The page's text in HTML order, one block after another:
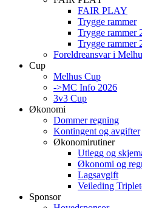
FAIR PLAY
Trygge rammer
Trygge rammer
Trygge rammer
Foreldreansvar i
Cup
Melhus Cup
->MC Info 2026
3v3 Cup
Økonomi
Dommer regning
Kontingent og avgifter
Økonomirutiner
Utlegg og
Økonomi og
Lagsavgift
Veileding
Sponsor